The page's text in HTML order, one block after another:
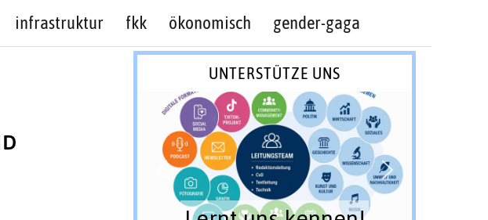
infrastruktur fkk ökonomisch gender-gaga
UNTERSTÜTZE UNS